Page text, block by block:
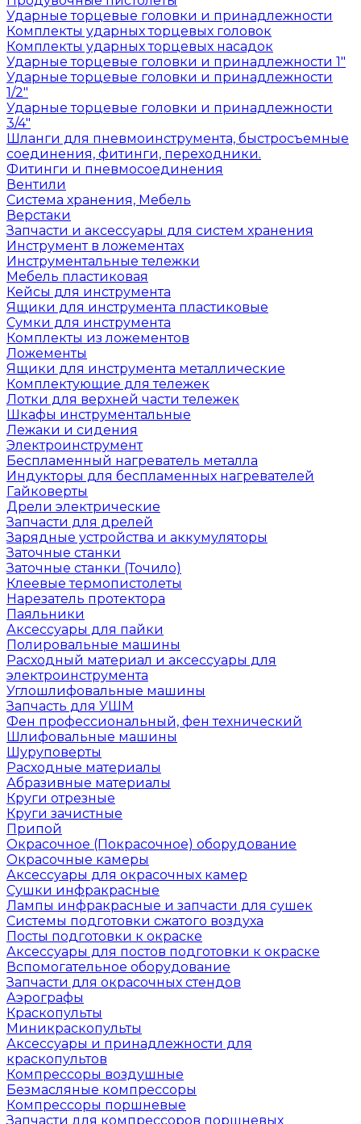
Ударные торцевые головки и принадлежности
Комплекты ударных торцевых головок
Комплекты ударных торцевых насадок
Ударные торцевые головки и принадлежности 1"
Ударные торцевые головки и принадлежности
1/2"
Ударные торцевые головки и принадлежности
3/4"
Шланги для пневмоинструмента, быстросъемные
соединения, фитинги, переходники.
Фитинги и пневмосоединения
Вентили
Система хранения, Мебель
Верстаки
Запчасти и аксессуары для систем хранения
Инструмент в ложементах
Инструментальные тележки
Мебель пластиковая
Кейсы для инструмента
Ящики для инструмента пластиковые
Сумки для инструмента
Комплекты из ложементов
Ложементы
Ящики для инструмента металлические
Комплектующие для тележек
Лотки для верхней части тележек
Шкафы инструментальные
Лежаки и сидения
Электроинструмент
Беспламенный нагреватель металла
Индукторы для беспламенных нагревателей
Гайковерты
Дрели электрические
Запчасти для дрелей
Зарядные устройства и аккумуляторы
Заточные станки
Заточные станки (Точило)
Клеевые термопистолеты
Нарезатель протектора
Паяльники
Аксессуары для пайки
Полировальные машины
Расходный материал и аксессуары для
электроинструмента
Углошлифовальные машины
Запчасть для УШМ
Фен профессиональный, фен технический
Шлифовальные машины
Шуруповерты
Расходные материалы
Абразивные материалы
Круги отрезные
Круги зачистные
Припой
Окрасочное (Покрасочное) оборудование
Окрасочные камеры
Аксессуары для окрасочных камер
Сушки инфракрасные
Лампы инфракрасные и запчасти для сушек
Системы подготовки сжатого воздуха
Посты подготовки к окраске
Аксессуары для постов подготовки к окраске
Вспомогательное оборудование
Запчасти для окрасочных стендов
Аэрографы
Краскопульты
Миникраскопульты
Аксессуары и принадлежности для
краскопультов
Компрессоры воздушные
Безмасляные компрессоры
Компрессоры поршневые
Запчасти для компрессоров поршневых